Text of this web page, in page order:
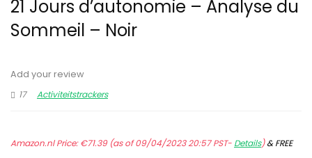
21 Jours d’autonomie – Analyse du
Sommeil – Noir
Add your review
17
Activiteitstrackers
Amazon.nl Price:€71.39(as of 09/04/2023 20:57 PST- Details)&FREE